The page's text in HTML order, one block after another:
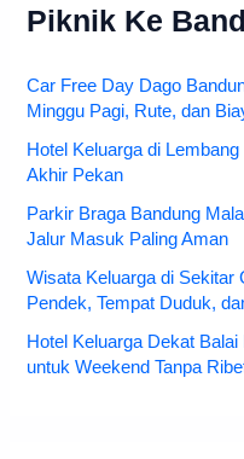
Piknik Ke
Car Free Day Dago
Minggu Pagi, Rute, dan
Hotel Keluarga di
Akhir Pekan
Parkir Braga Bandung
Jalur Masuk Paling Aman
Wisata Keluarga di Sekitar
Pendek, Tempat Duduk,
Hotel Keluarga Dekat
untuk Weekend Tanpa